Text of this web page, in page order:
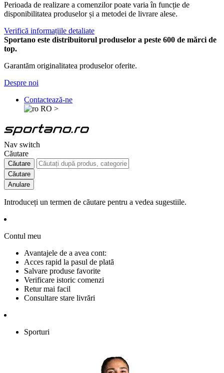
Perioada de realizare a comenzilor poate varia în funcție de
disponibilitatea produselor și a metodei de livrare alese.
Verifică informațiile detaliate
Sportano este distribuitorul produselor a peste 600 de mărci de
top.
Garantăm originalitatea produselor oferite.
Despre noi
Contactează-ne
RO >
Nav switch
Căutare
Căutare
Căutare
Anulare
Introduceți un termen de căutare pentru a vedea sugestiile.
Contul meu
Avantajele de a avea cont:
Acces rapid la pasul de plată
Salvare produse favorite
Verificare istoric comenzi
Retur mai facil
Consultare stare livrări
Sporturi